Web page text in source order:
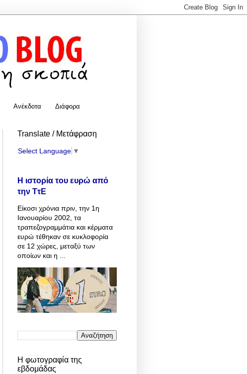
Ανέκδοτα Διάφορα
Translate / Μετάφραση
Select Language ▼
Η ιστορία του ευρώ από
την ΤτΕ
Είκοσι χρόνια πριν, την 1η
Ιανουαρίου 2002, τα
τραπεζογραμμάτια και κέρματα
ευρώ τέθηκαν σε κυκλοφορία
σε 12 χώρες, μεταξύ των
οποίων και η ...
Η φωτογραφία της
εβδομάδας